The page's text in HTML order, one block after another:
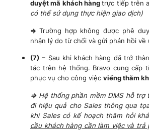
duyệt mã khách hàngtrực tiếp trên
có thể sử dụng thực hiện giao dịch)
=> Trường hợp không được phê
nhận lý do từ chối và gửi phản hồi về
(7) – Sau khi khách hàng đã trở
tác trên hệ thống. Bravo cung cấp
phục vụ cho công việc viếng thăm
=> Hệ thống phần mềm DMS hỗ trợ
đi hiệu quả cho Sales thông qua
khi Sales có kế hoạch thăm hỏi
cầu khách hàng cần làm việc và trả